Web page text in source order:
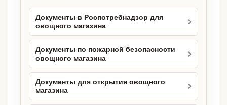
Документы в Роспотребнадзор для
овощного магазина
Документы по пожарной безопасности
овощного магазина
Документы для открытия овощного
магазина